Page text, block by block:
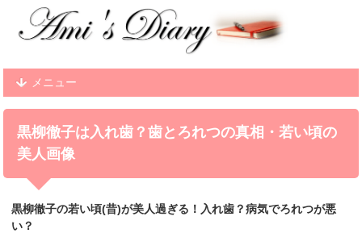
メニュー
黒柳徹子は入れ歯？歯とろれつの真相・若い頃の
美人画像
黒柳徹子の若い頃(昔)が美人過ぎる！入れ歯？病気でろれつが悪
い？